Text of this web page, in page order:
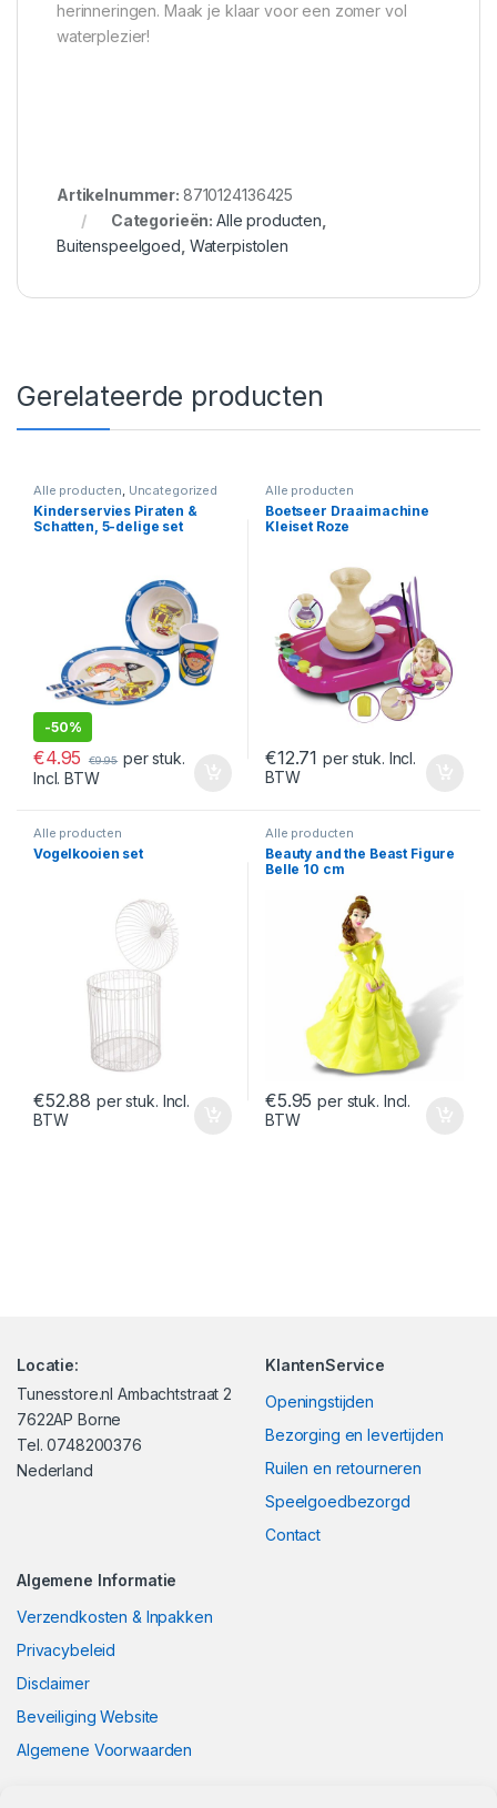
herinneringen. Maak je klaar voor een zomer vol
waterplezier!
Artikelnummer: 8710124136425
Categorieën:Alle producten
Buitenspeelgoed Waterpistolen
Gerelateerde producten
Alle producten, Uncategorized
Kinderservies Piraten &
Schatten, 5-delige set
-50%
€4.95 €9.95 per stuk.
Incl. BTW
Alle producten
Boetseer Draaimachine
Kleiset Roze
€12.71 per stuk. Incl.
BTW
Alle producten
Vogelkooien set
€52.88 per stuk. Incl.
BTW
Alle producten
Beauty and the Beast Figure
Belle 10 cm
€5.95 per stuk. Incl.
BTW
Locatie:
Tunesstore.nl Ambachtstraat 2
7622AP Borne
Tel. 0748200376
Nederland
KlantenService
Openingstijden
Bezorging en levertijden
Ruilen en retourneren
Speelgoedbezorgd
Contact
Algemene Informatie
Verzendkosten & Inpakken
Privacybeleid
Disclaimer
Beveiliging Website
Algemene Voorwaarden